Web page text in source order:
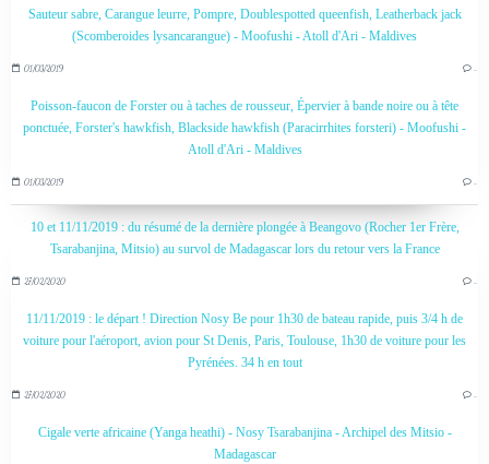
Sauteur sabre, Carangue leurre, Pompre, Doublespotted queenfish, Leatherback jack
(Scomberoides lysancarangue) - Moofushi - Atoll d'Ari - Maldives
01/03/2019 …
Poisson-faucon de Forster ou à taches de rousseur, Épervier à bande noire ou à tête
ponctuée, Forster's hawkfish, Blackside hawkfish (Paracirrhites forsteri) - Moofushi -
Atoll d'Ari - Maldives
01/03/2019 …
10 et 11/11/2019 : du résumé de la dernière plongée à Beangovo (Rocher 1er Frère,
Tsarabanjina, Mitsio) au survol de Madagascar lors du retour vers la France
27/02/2020 …
11/11/2019 : le départ ! Direction Nosy Be pour 1h30 de bateau rapide, puis 3/4 h de
voiture pour l'aéroport, avion pour St Denis, Paris, Toulouse, 1h30 de voiture pour les
Pyrénées. 34 h en tout
27/02/2020 …
Cigale verte africaine (Yanga heathi) - Nosy Tsarabanjina - Archipel des Mitsio -
Madagascar